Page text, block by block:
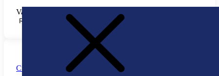
Vanaf € 7,19 /u (+ Startup-fee € 42,35)
RESERVEREN
Cupra Born